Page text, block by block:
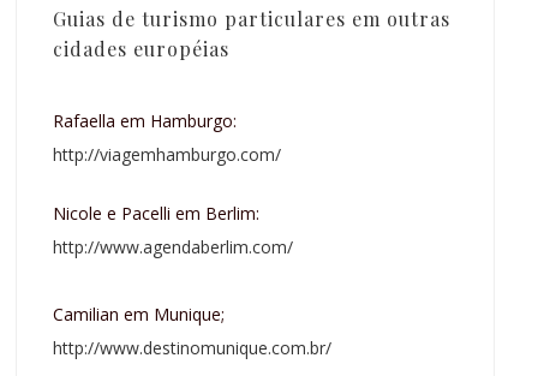
Guias de turismo particulares em outras
cidades européias
Rafaella em Hamburgo:
http://viagemhamburgo.com/
Nicole e Pacelli em Berlim:
http://www.agendaberlim.com/
Camilian em Munique;
http://www.destinomunique.com.br/